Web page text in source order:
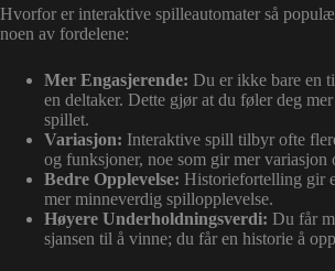
Hvorfor er interaktive spilleautomater så
noen av fordelene:
Mer Engasjerende: Du er ikke bare en
en deltaker. Dette gjør at du føler deg
spillet.
Variasjon: Interaktive spill tilbyr ofte
og funksjoner, noe som gir mer variasjon
Bedre Opplevelse: Historiefortelling gir
mer minneverdig spillopplevelse.
Høyere Underholdningsverdi: Du får
sjansen til å vinne; du får en historie å